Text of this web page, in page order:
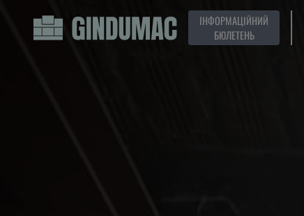
ІНФОРМАЦІЙНИЙ
БЮЛЕТЕНЬ